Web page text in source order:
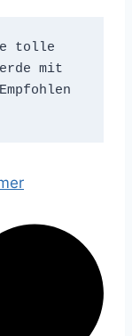
tolle
mit